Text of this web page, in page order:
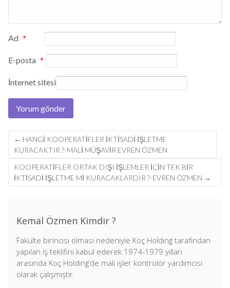
Ad *
E-posta *
İnternet sitesi
Post
navigation
← HANGİ KOOPERATİFLER İKTİSADİ İŞLETME
KURACAKTIR ?-MALİ MÜŞAVİR EVREN ÖZMEN
KOOPERATİFLER ORTAK DIŞI İŞLEMLER İÇİN TEK BİR
İKTİSADİ İŞLETME Mİ KURACAKLARDIR ?-EVREN ÖZMEN →
Kemal Özmen Kimdir ?
Fakülte birincisi olması nedeniyle Koç Holding tarafından
yapılan iş teklifini kabul ederek 1974-1979 yılları
arasında Koç Holding’de mali işler kontrolör yardımcısı
olarak çalışmıştır.